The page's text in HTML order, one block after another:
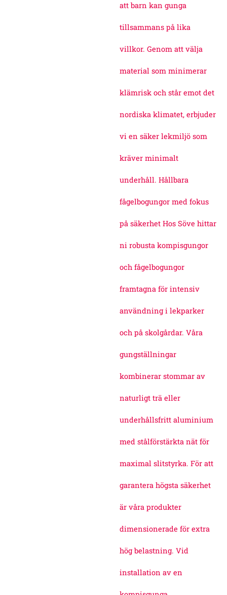
att barn kan gunga
tillsammans på lika
villkor. Genom att välja
material som minimerar
klämrisk och står emot det
nordiska klimatet, erbjuder
vi en säker lekmiljö som
kräver minimalt
underhåll. Hållbara
fågelbogungor med fokus
på säkerhet Hos Söve hittar
ni robusta kompisgungor
och fågelbogungor
framtagna för intensiv
användning i lekparker
och på skolgårdar. Våra
gungställningar
kombinerar stommar av
naturligt trä eller
underhållsfritt aluminium
med stålförstärkta nät för
maximal slitstyrka. För att
garantera högsta säkerhet
är våra produkter
dimensionerade för extra
hög belastning. Vid
installation av en